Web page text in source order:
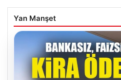
Yan Manşet